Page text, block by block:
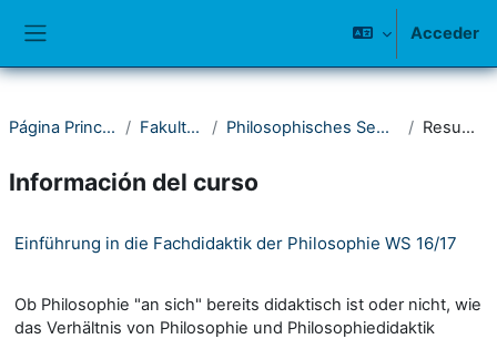
Acceder
Página Principal Fakultät I Philosophisches Seminar Resumen
Información del curso
Einführung in die Fachdidaktik der Philosophie WS 16/17
Ob Philosophie "an sich" bereits didaktisch ist oder nicht, wie
das Verhältnis von Philosophie und Philosophiedidaktik